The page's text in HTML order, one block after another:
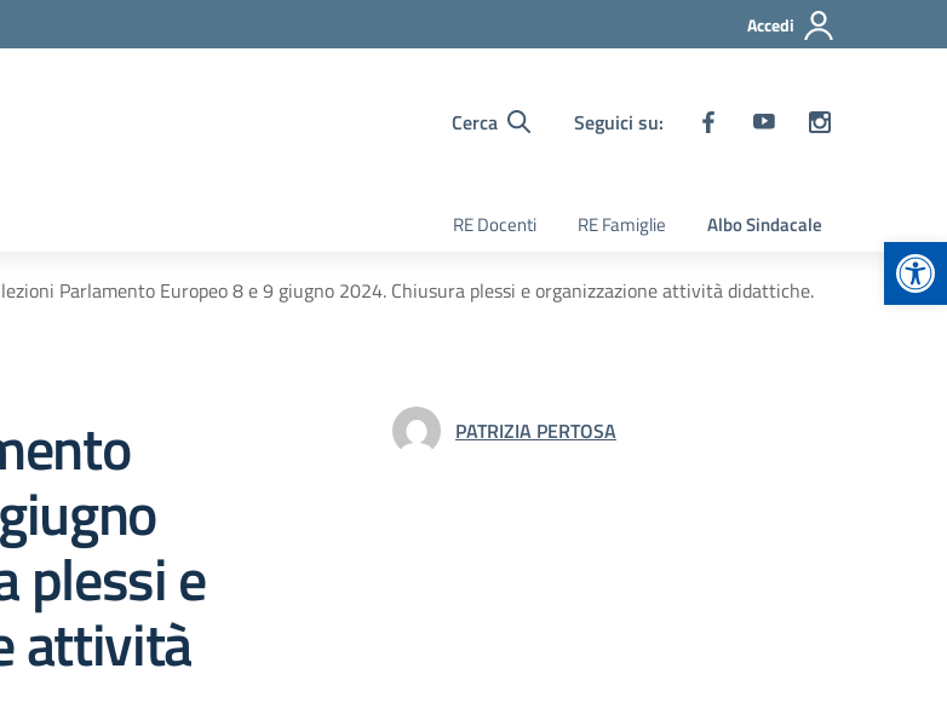
Accedi
Cerca Seguici su:
RE Docenti RE Famiglie Albo Sindacale
Parlamento Europeo 8 e 9 giugno 2024. Chiusura plessi e organizzazione attività didattiche.
plessi e
attività
PATRIZIA PERTOSA